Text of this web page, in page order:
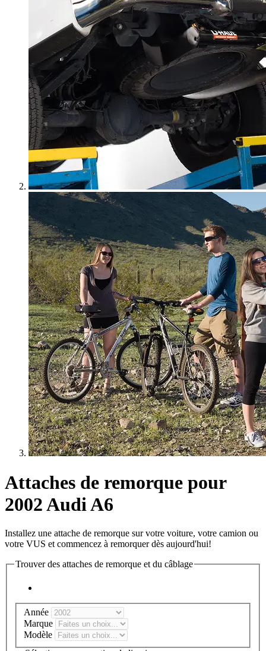
Attaches de remorque pour
2002 Audi A6
Installez une attache de remorque sur votre voiture, votre camion ou
votre VUS et commencez à remorquer dès aujourd'hui!
Trouver des attaches de remorque et du câblage
Année
Marque
Modèle